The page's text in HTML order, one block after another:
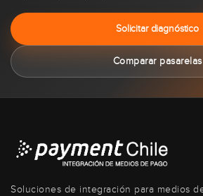
Solicitar diagnóstico
Comparar pasarelas
Soluciones de integración para medios